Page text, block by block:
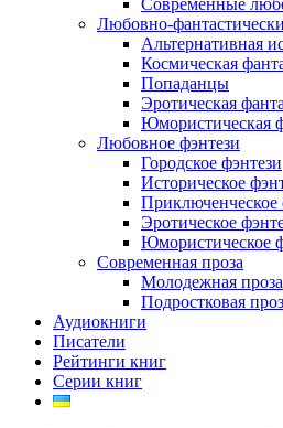
Современные
Любовно-
Альтернативная
Космическая
Попаданцы
Эротическая
Юмористическая
Любовное фэнтези
Городское фэнтези
Историческое
Приключенческое
Эротическое
Юмористическое
Современная проза
Молодежная проза
Подростковая
Аудиокниги
Писатели
Рейтинги книг
Серии книг